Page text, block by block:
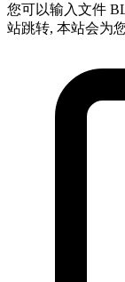
您可以输入文件
站跳转, 本站会为